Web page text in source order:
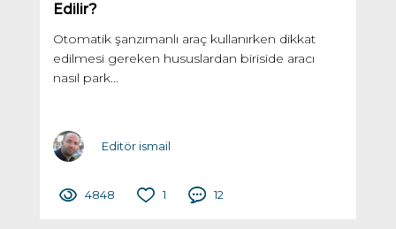
Edilir?
Otomatik şanzımanlı araç kullanırken dikkat
edilmesi gereken hususlardan biriside aracı
nasıl park...
Editör ismail
4848 1 12